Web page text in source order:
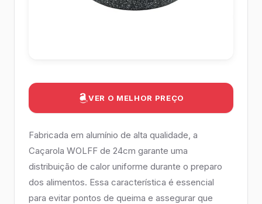
VER O MELHOR PREÇO
Fabricada em alumínio de alta qualidade, a
Caçarola WOLFF de 24cm garante uma
distribuição de calor uniforme durante o preparo
dos alimentos. Essa característica é essencial
para evitar pontos de queima e assegurar que